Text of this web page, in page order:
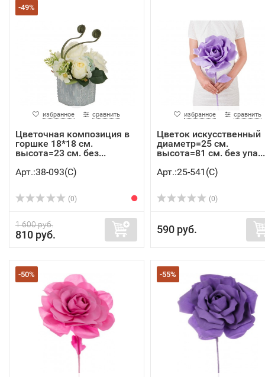
-49%
избранное сравнить
Цветочная композиция в
горшке 18*18 см.
высота=23 см. без...
Арт.:38-093(C)
(0)
1 600 руб.
810 руб.
избранное сравнить
Цветок искусственный
диаметр=25 см.
высота=81 см. без упа...
Арт.:25-541(C)
(0)
590 руб.
-50% -55%